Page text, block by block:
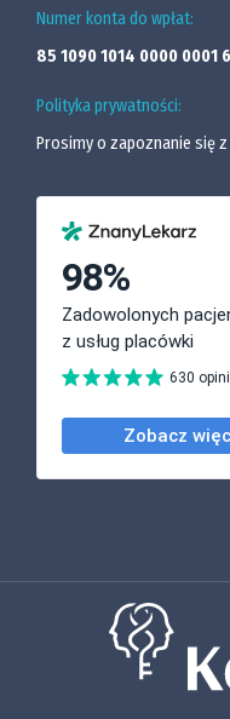
Numer konta do wpłat:
85 1090 1014 0000 0001
Polityka prywatności:
Prosimy o zapoznanie się z